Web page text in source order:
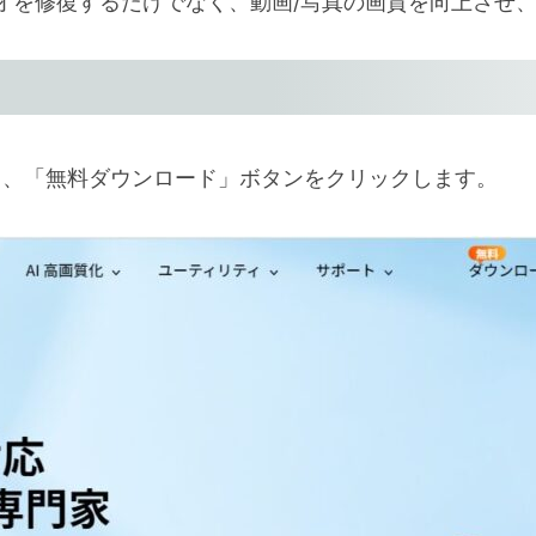
「無料ダウンロード」ボタンをクリックします。